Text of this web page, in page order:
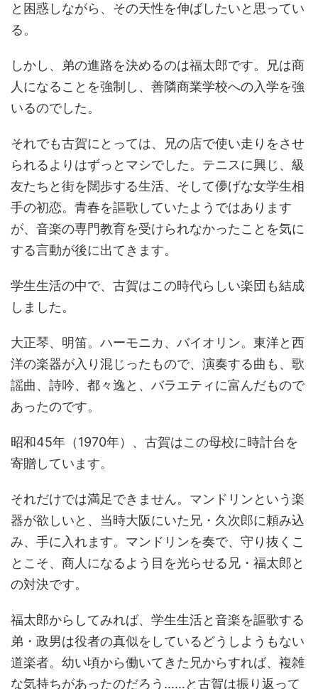
と困惑しながら、その天性を伸ばしたいと思ってい
る。
しかし、弟の進路を決めるのは福太郎です。兄は商
人になることを強制し、善隣商業学校への入学を強
いるのでした。
それでも古賀にとっては、兄の店で使い走りをさせ
られるよりはずっとマシでした。テニスに興じ、級
友たちと街を闊歩する生活、そして儚げな女学生相
手の初恋。青春を謳歌していたようではあります
が、音楽の専門教育を受けられなかったことを気に
する言動が後に出てきます。
学生生活の中で、古賀はこの時代らしい楽団も結成
しました。
大正琴、明笛。ハーモニカ、バイオリン。東洋と西
洋の楽器が入り混じったもので、演奏する曲も、歌
謡曲、詩吟、都々逸と、バラエティに富んだもので
あったのです。
昭和45年（1970年）、古賀はこの母校に時計台を
寄贈しています。
それだけでは満足できません。マンドリンという楽
器が欲しいと、当時大阪にいた兄・久次郎に頼み込
み、手に入れます。マンドリンを奏で、守り抜くこ
とこそ、商人になるよう目を光らせる兄・福太郎と
の対決です。
福太郎からしてみれば、学生生活と音楽を謳歌する
弟・政男は役者の真似をしているどうしようもない
道楽者。幼い頃から働いてきた兄からすれば、複雑
な気持ちがあったのだろう……と古賀は振り返って